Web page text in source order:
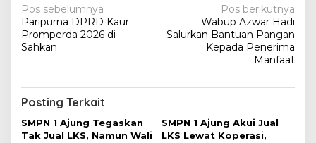
N
a
v
g
a
s
Pos sebelumnya
Paripurna DPRD Kaur
Promperda 2026 di
Sahkan
Pos berikutnya
Wabup Azwar Hadi
Salurkan Bantuan Pangan
Kepada Penerima
Manfaat
Posting Terkait
SMPN 1 Ajung Tegaskan
Tak Jual LKS, Namun Wali
SMPN 1 Ajung Akui Jual
LKS Lewat Koperasi,